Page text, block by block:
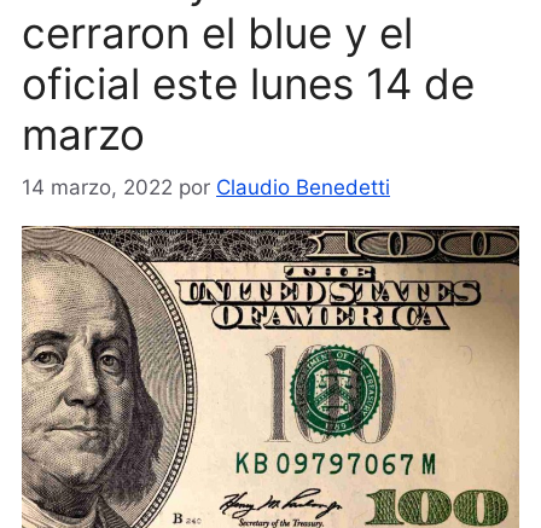
cerraron el blue y el
oficial este lunes 14 de
marzo
14 marzo, 2022 por Claudio Benedetti